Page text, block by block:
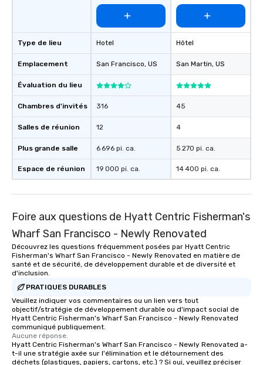
Type de lieu
Emplacement
Évaluation du lieu
Chambres d'invités
Salles de réunion
Plus grande salle
Espace de réunion
Hotel
San Francisco, US
316
12
6 696 pi. ca.
19 000 pi. ca.
Hôtel
San Martin, US
45
4
5 270 pi. ca.
14 400 pi. ca.
Foire aux questions de Hyatt Centric Fisherman's
Wharf San Francisco - Newly Renovated
Découvrez les questions fréquemment posées par Hyatt Centric
Fisherman's Wharf San Francisco - Newly Renovated en matière de
santé et de sécurité, de développement durable et de diversité et
d'inclusion.
PRATIQUES DURABLES
Veuillez indiquer vos commentaires ou un lien vers tout
objectif/stratégie de développement durable ou d'impact social de
Hyatt Centric Fisherman's Wharf San Francisco - Newly Renovated
communiqué publiquement.
Aucune réponse.
Hyatt Centric Fisherman's Wharf San Francisco - Newly Renovated a-
t-il une stratégie axée sur l'élimination et le détournement des
déchets (plastiques, papiers, cartons, etc.) ? Si oui, veuillez préciser